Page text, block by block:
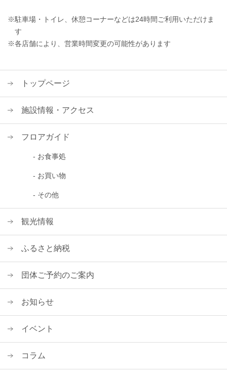
※駐車場・トイレ、休憩コーナーなどは24時間ご利用いただけま
す
※各店舗により、営業時間変更の可能性があります
トップページ
施設情報・アクセス
フロアガイド
- お食事処
- お買い物
- その他
観光情報
ふるさと納税
団体ご予約のご案内
お知らせ
イベント
コラム